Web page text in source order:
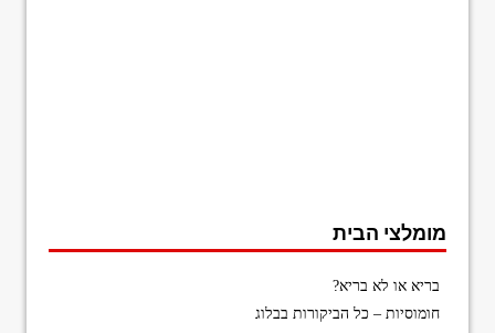
מומלצי הבית
בריא או לא בריא?
חומוסיות – כל הביקורות בבלוג